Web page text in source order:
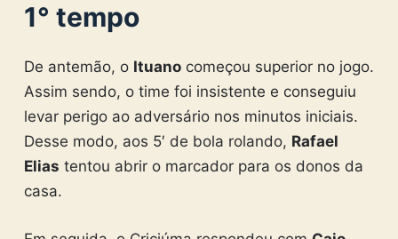
1° tempo
De antemão, o Ituanocomeçou superior no jogo.
Assim sendo, o time foi insistente e conseguiu
levar perigo ao adversário nos minutos iniciais.
Desse modo, aos 5′ de bola rolando, Rafael
Elias tentou abrir o marcador para os donos da
casa.